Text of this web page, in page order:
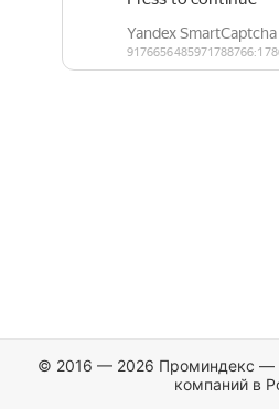
© 2016 — 2026 Проминдекс —
компаний в